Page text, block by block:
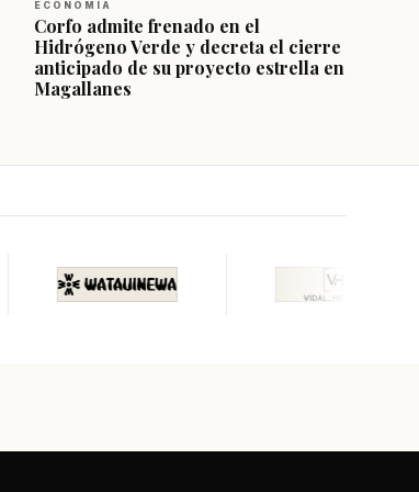
ECONOMÍA
Corfo admite frenado en el
Hidrógeno Verde y decreta el cierre
anticipado de su proyecto estrella en
Magallanes